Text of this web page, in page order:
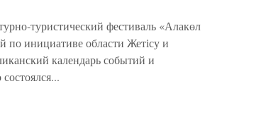
туристический фестиваль «Алакөл
инициативе области Жетісу и
календарь событий и